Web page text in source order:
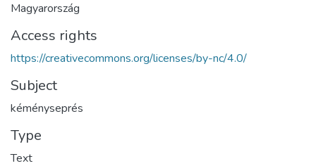
Magyarország
Access rights
https://creativecommons.org/licenses/by-nc/4.0/
Subject
kéményseprés
Type
Text